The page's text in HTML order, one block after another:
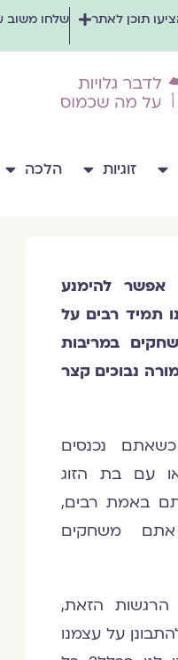
תוכן לאתר שלחו משוב
זוגיות הלכה
אפשר להימנע
תמיד רבים על
במריבות
נבוכים קצר
נכנסים
עם בת הזוג
באמת רבים,
אתם משחקים
הרגשות הזאת,
על עצמנו